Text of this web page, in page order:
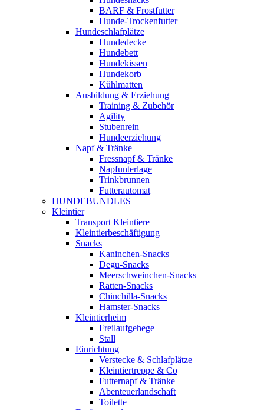
BARF & Frostfutter
Hunde-Trockenfutter
Hundeschlafplätze
Hundedecke
Hundebett
Hundekissen
Hundekorb
Kühlmatten
Ausbildung & Erziehung
Training & Zubehör
Agility
Stubenrein
Hundeerziehung
Napf & Tränke
Fressnapf & Tränke
Napfunterlage
Trinkbrunnen
Futterautomat
HUNDEBUNDLES
Kleintier
Transport Kleintiere
Kleintierbeschäftigung
Snacks
Kaninchen-Snacks
Degu-Snacks
Meerschweinchen-Snacks
Ratten-Snacks
Chinchilla-Snacks
Hamster-Snacks
Kleintierheim
Freilaufgehege
Stall
Einrichtung
Verstecke & Schlafplätze
Kleintiertreppe & Co
Futternapf & Tränke
Abenteuerlandschaft
Toilette